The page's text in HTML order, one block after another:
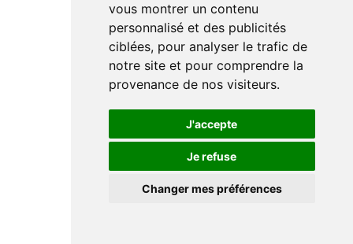
vous montrer un contenu
personnalisé et des publicités
ciblées, pour analyser le trafic de
notre site et pour comprendre la
provenance de nos visiteurs.
J'accepte
Je refuse
Changer mes préférences